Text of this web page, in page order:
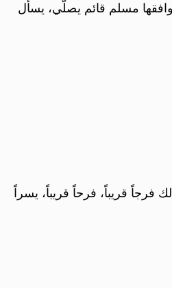
مسلم قائم يصلّي، يسأل
فرجاً قريباً، فرحاً قريباً، يسراً